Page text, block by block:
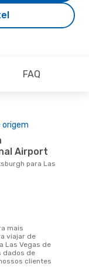
FAQ
origem
Airport
viajar de
Las Vegas de
dados de
clientes